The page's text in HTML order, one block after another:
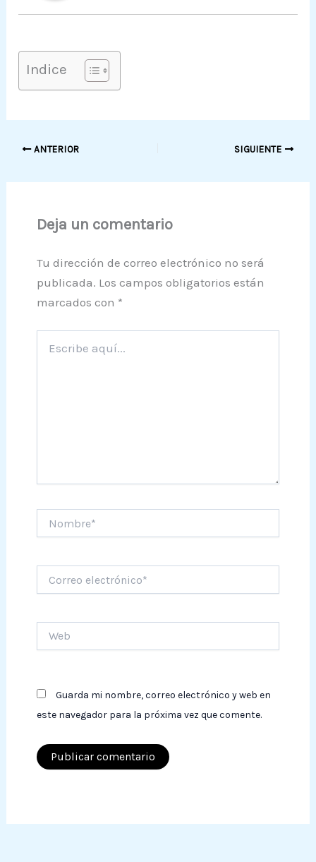
Indice
ANTERIOR SIGUIENTE
Deja un comentario
Tu dirección de correo electrónico no será
publicada. Los campos obligatorios están
marcados con *
aquí...
electrónico*
Guarda mi nombre, correo electrónico y web en
este navegador para la próxima vez que comente.